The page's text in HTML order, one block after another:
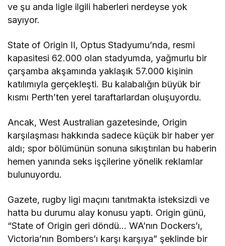
ve şu anda ligle ilgili haberleri nerdeyse yok
sayıyor.
State of Origin II, Optus Stadyumu’nda, resmi
kapasitesi 62.000 olan stadyumda, yağmurlu bir
çarşamba akşamında yaklaşık 57.000 kişinin
katılımıyla gerçekleşti. Bu kalabalığın büyük bir
kısmı Perth’ten yerel taraftarlardan oluşuyordu.
Ancak, West Australian gazetesinde, Origin
karşılaşması hakkında sadece küçük bir haber yer
aldı; spor bölümünün sonuna sıkıştırılan bu haberin
hemen yanında seks işçilerine yönelik reklamlar
bulunuyordu.
Gazete, rugby ligi maçını tanıtmakta isteksizdi ve
hatta bu durumu alay konusu yaptı. Origin günü,
“State of Origin geri döndü… WA’nın Dockers’ı,
Victoria’nın Bombers’ı karşı karşıya” şeklinde bir